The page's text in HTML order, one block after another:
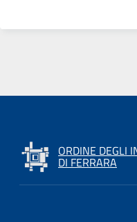
ORDINE DEGLI
DI FERRARA